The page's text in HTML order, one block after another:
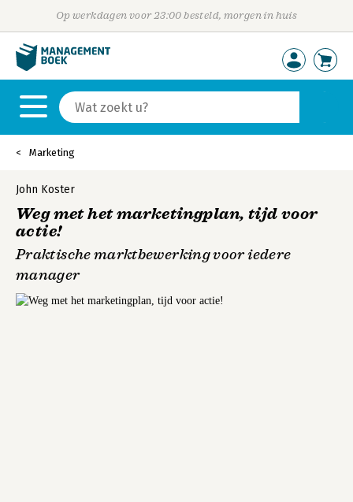
Op werkdagen voor 23:00 besteld, morgen in huis
Marketing
John Koster
Weg met het marketingplan, tijd voor
actie!
Praktische marktbewerking voor iedere
manager